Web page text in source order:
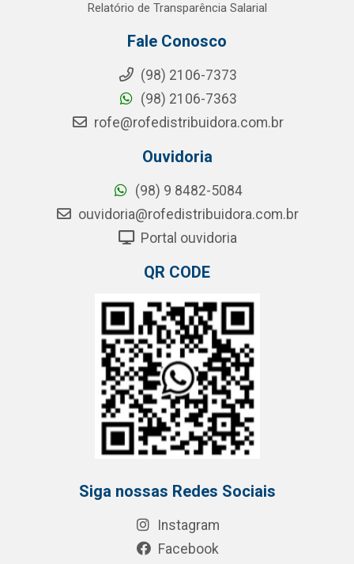
Relatório de Transparência Salarial
Fale Conosco
(98) 2106-7373
(98) 2106-7363
rofe@rofedistribuidora.com.br
Ouvidoria
(98) 9 8482-5084
ouvidoria@rofedistribuidora.com.br
Portal ouvidoria
QR CODE
Siga nossas Redes Sociais
Instagram
Facebook